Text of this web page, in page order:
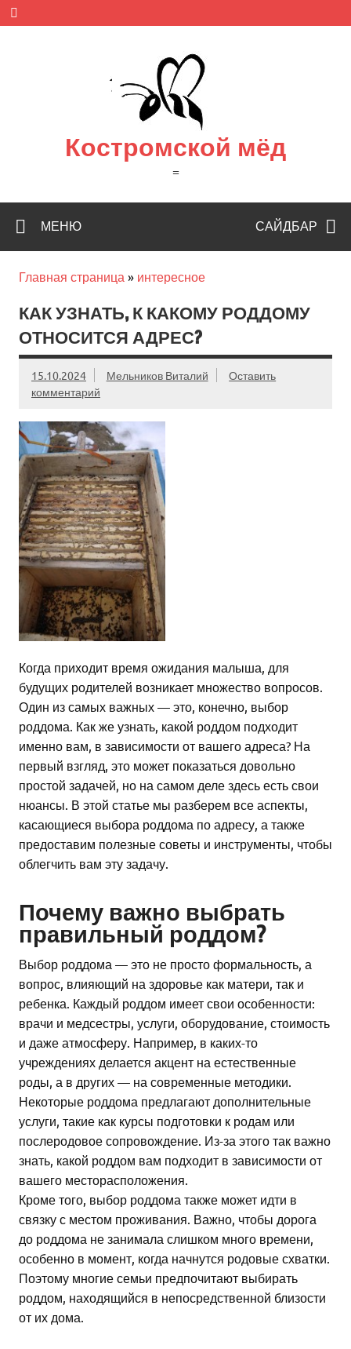
Skip
content
Костромской мёд
=
САЙДБАР
МЕНЮ
Главная страница » интересное
КАК УЗНАТЬ, К КАКОМУ РОДДОМУ
ОТНОСИТСЯ АДРЕС?
15.10.2024 Мельников Виталий
Оставить
комментарий
Когда приходит время ожидания малыша, для
будущих родителей возникает множество вопросов.
Один из самых важных — это, конечно, выбор
роддома. Как же узнать, какой роддом подходит
именно вам, в зависимости от вашего адреса? На
первый взгляд, это может показаться довольно
простой задачей, но на самом деле здесь есть свои
нюансы. В этой статье мы разберем все аспекты,
касающиеся выбора роддома по адресу, а также
предоставим полезные советы и инструменты, чтобы
облегчить вам эту задачу.
Почему важно выбрать
правильный роддом?
Выбор роддома — это не просто формальность, а
вопрос, влияющий на здоровье как матери, так и
ребенка. Каждый роддом имеет свои особенности:
врачи и медсестры, услуги, оборудование, стоимость
и даже атмосферу. Например, в каких-то
учреждениях делается акцент на естественные
роды, а в других — на современные методики.
Некоторые роддома предлагают дополнительные
услуги, такие как курсы подготовки к родам или
послеродовое сопровождение. Из-за этого так важно
знать, какой роддом вам подходит в зависимости от
вашего месторасположения.
Кроме того, выбор роддома также может идти в
связку с местом проживания. Важно, чтобы дорога
до роддома не занимала слишком много времени,
особенно в момент, когда начнутся родовые схватки.
Поэтому многие семьи предпочитают выбирать
роддом, находящийся в непосредственной близости
от их дома.